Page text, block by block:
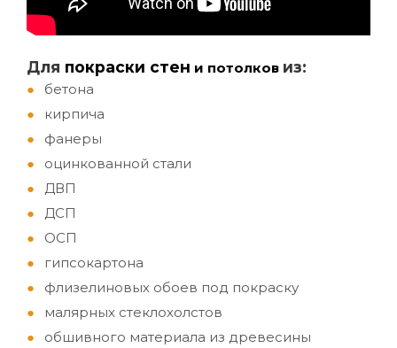
Для покраски стен и потолков из:
бетона
кирпича
фанеры
оцинкованной стали
ДВП
ДСП
ОСП
гипсокартона
флизелиновых обоев под покраску
малярных стеклохолстов
обшивного материала из древесины